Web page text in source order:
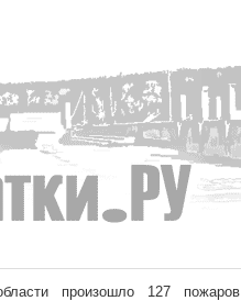
произошло 127 пожаров